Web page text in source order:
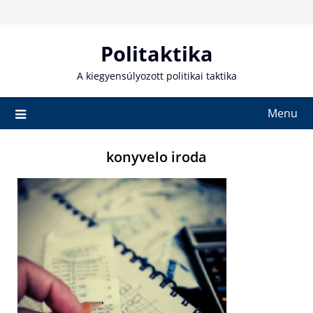
Politaktika
A kiegyensúlyozott politikai taktika
Menu
konyvelo iroda